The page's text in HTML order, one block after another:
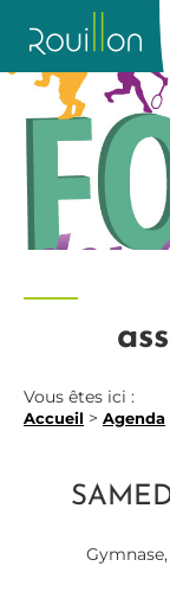
Vous êtes ici :
Accueil > Agenda